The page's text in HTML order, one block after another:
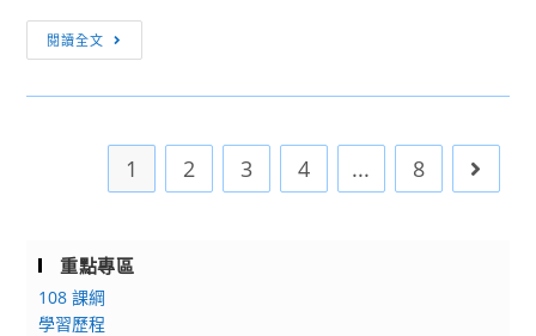
器
閱讀全文
腦
鼠
智
1 2 3 4 ... 8 Go to
重點專區
108 課綱
學習歷程